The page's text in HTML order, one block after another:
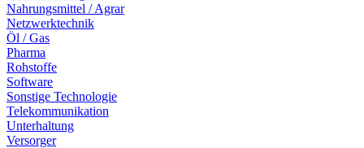
Nahrungsmittel / Agrar
Netzwerktechnik
Öl / Gas
Pharma
Rohstoffe
Software
Sonstige Technologie
Telekommunikation
Unterhaltung
Versorger